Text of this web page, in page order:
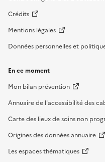
Crédits
Mentions légales
Données personnelles et
En ce moment
Mon bilan prévention
Annuaire de l'accessibilité des
Carte des lieux de soins non
Origines des données annuaire
Les espaces thématiques